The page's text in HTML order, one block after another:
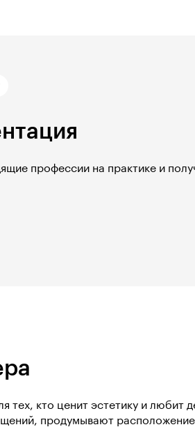
профессии на практике и
тех, кто ценит эстетику и
продумывают